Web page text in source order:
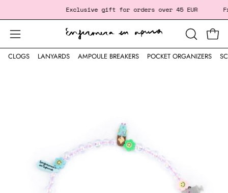
to
content
Exclusive giftfor orders over 45 EUR
Open
navigation
OPEN
SEARCH
CLOGS LANYARDS AMPOULE BREAKERS POCKET ORGANIZERS